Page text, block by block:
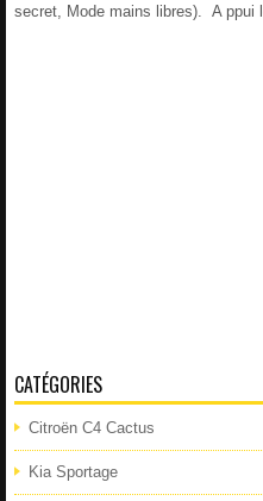
secret, Mode mains libres). A ppui
CATÉGORIES
Citroën C4 Cactus
Kia Sportage